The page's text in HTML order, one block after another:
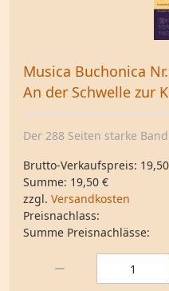
Musica Buchonica
An der Schwelle zur
Der 288 Seiten starke
Brutto-Verkaufspreis:
Summe: 19,50 €
zzgl. Versandkosten
Preisnachlass:
Summe Preisnachlässe: